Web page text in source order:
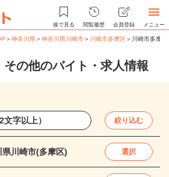
後で見る 閲覧履歴 会員登録 メニュー
＞神奈川県＞神奈川県川崎市＞ 川崎市多摩区＞ 川崎市多摩
その他のバイト・求人情報
絞り込む
県川崎市(多摩区) 選択